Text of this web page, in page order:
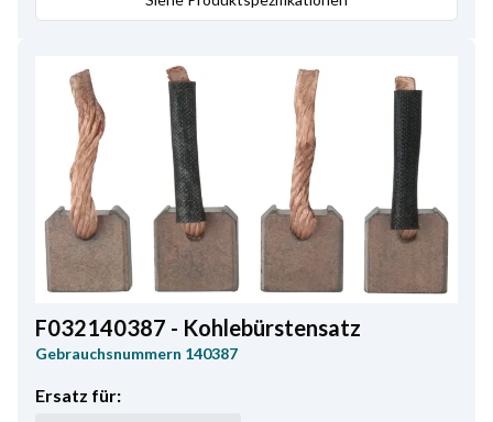
F032140387 - Kohlebürstensatz
Gebrauchsnummern 140387
Ersatz für: